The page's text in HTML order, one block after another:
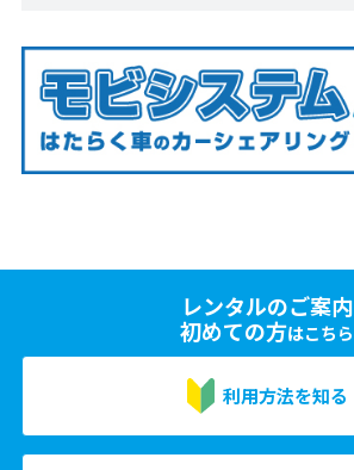
レンタルのご案内
初めての方はこちら
利用方法を知る